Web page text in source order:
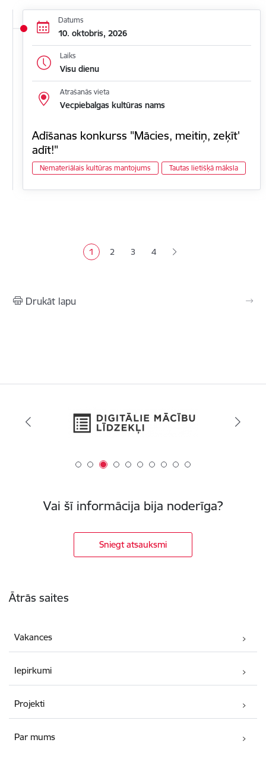
Datums
10. oktobris, 2026
Laiks
Visu dienu
Atrašanās vieta
Vecpiebalgas kultūras nams
Adīšanas konkurss "Mācies, meitiņ, zeķīt'
adīt!"
Nemateriālais kultūras mantojums Tautas lietišķā māksla
Pašreizējā lapa
1 Lapa
2 Lapa
3 Lapa
4
Drukāt lapu
Vai šī informācija bija noderīga?
Sniegt atsauksmi
Ātrās saites
Vakances
Iepirkumi
Projekti
Par mums